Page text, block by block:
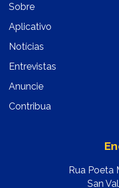
Sobre
Aplicativo
Notícias
Entrevistas
Anuncie
Contribua
Rua Poeta
San